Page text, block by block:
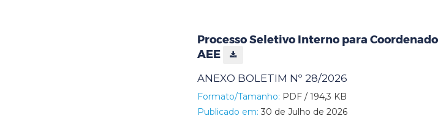
Processo Seletivo Interno para
AEE
ANEXO BOLETIM Nº 28/2026
Formato/Tamanho: PDF / 194,3 KB
Publicado em: 30 de Julho de 2026